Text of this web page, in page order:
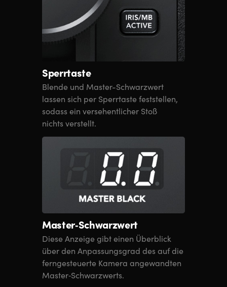
Sperrtaste
Blende und Master-Schwarzwert
lassen sich per Sperrtaste feststellen,
sodass ein versehentlicher Stoß
nichts verstellt.
Master‑Schwarzwert
Diese Anzeige gibt einen Überblick
über den Anpassungsgrad desauf die
ferngesteuerte Kamera angewandten
Master‑Schwarzwerts.